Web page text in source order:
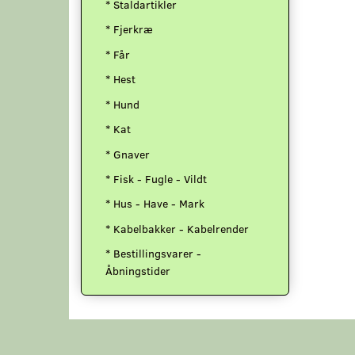
* Staldartikler
* Fjerkræ
* Får
* Hest
* Hund
* Kat
* Gnaver
* Fisk - Fugle - Vildt
* Hus - Have - Mark
* Kabelbakker - Kabelrender
* Bestillingsvarer -
Åbningstider